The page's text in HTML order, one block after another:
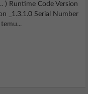
) Runtime Code Version
_1.3.1.0 Serial Number